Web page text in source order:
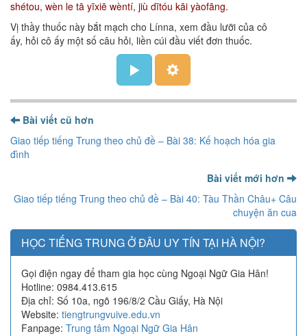
shétou, wèn le tā yīxiē wèntí, jiù dītóu kāi yàofāng.
Vị thầy thuốc này bắt mạch cho Línna, xem đầu lưỡi của cô
ấy, hỏi cô ấy một số câu hỏi, liền cúi đầu viết đơn thuốc.
Bài viết cũ hơn
Giao tiếp tiếng Trung theo chủ đề – Bài 38: Kế hoạch hóa gia
đình
Bài viết mới hơn
Giao tiếp tiếng Trung theo chủ đề – Bài 40: Tàu Thần Châu+ Câu
chuyện ăn cua
HỌC TIẾNG TRUNG Ở ĐÂU UY TÍN TẠI HÀ NỘI?
Gọi điện ngay để tham gia học cùng Ngoại Ngữ Gia Hân!
Hotline: 0984.413.615
Địa chỉ: Số 10a, ngõ 196/8/2 Cầu Giấy, Hà Nội
Website: tiengtrungvuive.edu.vn
Fanpage: Trung tâm Ngoại Ngữ Gia Hân